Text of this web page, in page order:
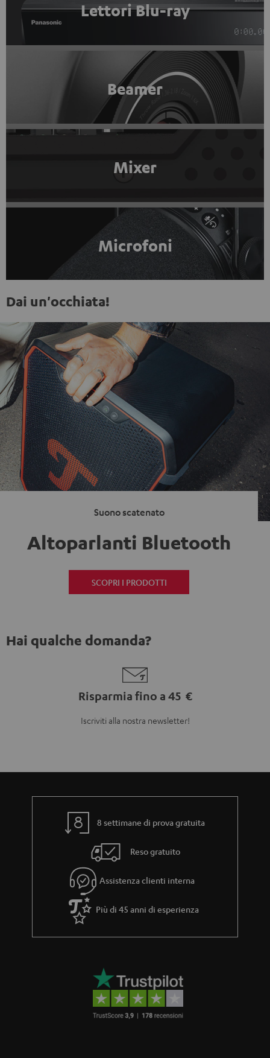
Lettori Blu-ray
Beamer
Mixer
Microfoni
Dai un'occhiata!
Suono scatenato
Altoparlanti Bluetooth
SCOPRI I PRODOTTI
Hai qualche domanda?
Risparmia fino a 45 €
Iscriviti alla nostra newsletter!
8 settimane di prova gratuita
Reso gratuito
Assistenza clienti interna
Più di 45 anni di esperienza